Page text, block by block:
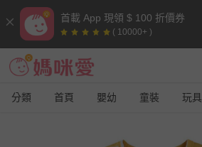
首載 App 現領 $ 100 折價券
( 10000+ )
分類 首頁 嬰幼 童裝 玩具